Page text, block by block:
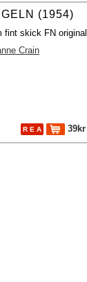
(1954)
fint skick FN original
Crain
R E A 39kr